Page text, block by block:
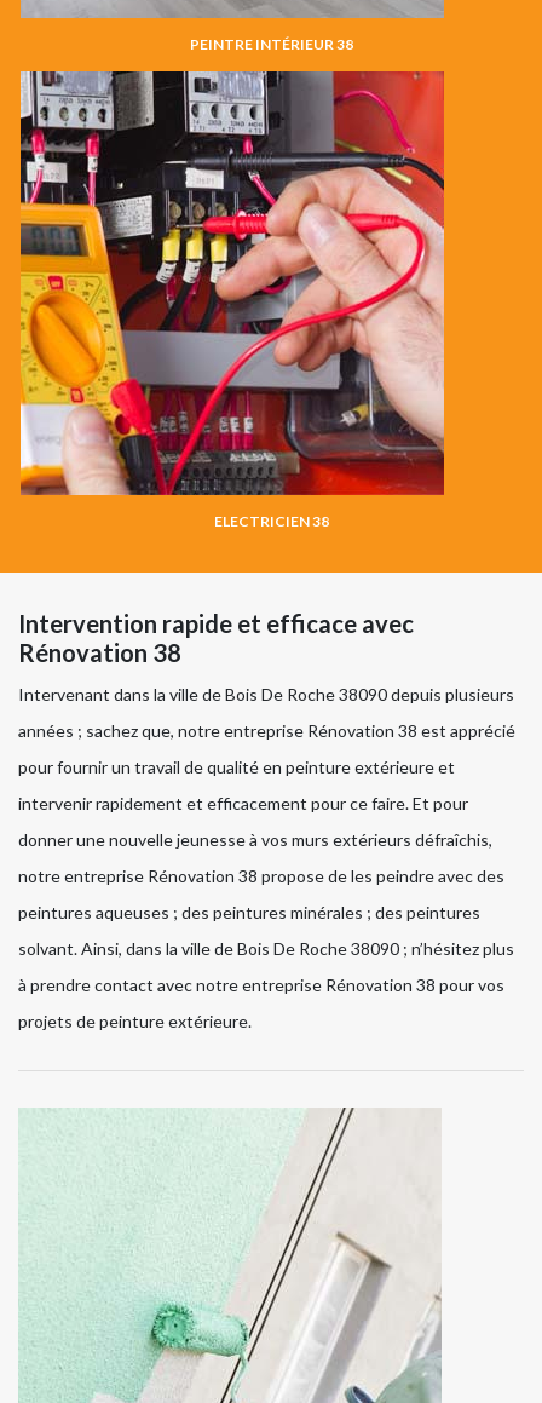
PEINTRE INTÉRIEUR 38
ELECTRICIEN 38
Intervention rapide et efficace avec
Rénovation 38
Intervenant dans la ville de Bois De Roche 38090 depuis plusieurs
années ; sachez que, notre entreprise Rénovation 38 est apprécié
pour fournir un travail de qualité en peinture extérieure et
intervenir rapidement et efficacement pour ce faire. Et pour
donner une nouvelle jeunesse à vos murs extérieurs défraîchis,
notre entreprise Rénovation 38 propose de les peindre avec des
peintures aqueuses ; des peintures minérales ; des peintures
solvant. Ainsi, dans la ville de Bois De Roche 38090 ; n’hésitez plus
à prendre contact avec notre entreprise Rénovation 38 pour vos
projets de peinture extérieure.